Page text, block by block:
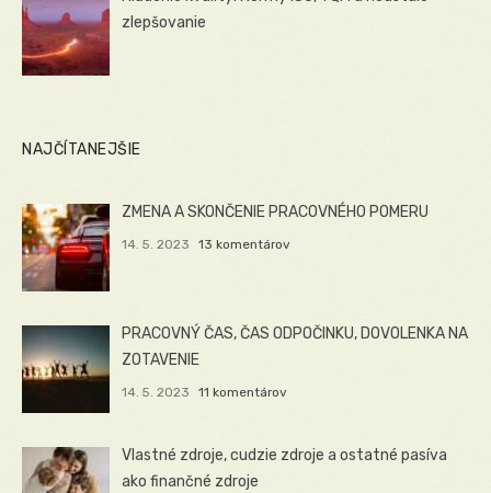
zlepšovanie
NAJČÍTANEJŠIE
ZMENA A SKONČENIE PRACOVNÉHO POMERU
14. 5. 2023 13 komentárov
PRACOVNÝ ČAS, ČAS ODPOČINKU, DOVOLENKA NA
ZOTAVENIE
14. 5. 2023 11 komentárov
Vlastné zdroje, cudzie zdroje a ostatné pasíva
ako finančné zdroje